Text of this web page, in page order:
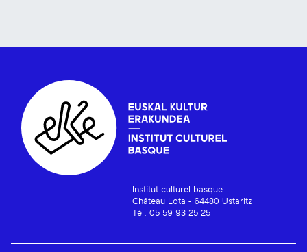
Institut culturel basque
Château Lota - 64480 Ustaritz
Tél. 05 59 93 25 25